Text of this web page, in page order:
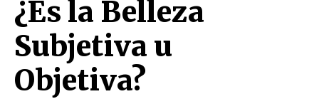
¿Es la Belleza
Subjetiva u
Objetiva?